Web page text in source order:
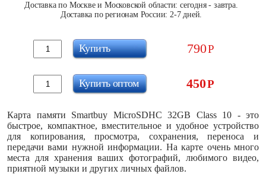
Доставка по Москве и Московской области: сегодня - завтра.
Доставка по регионам России: 2-7 дней.
790Р
Купить
450Р
Купить оптом
Карта памяти Smartbuy MicroSDHC 32GB Class 10 - это
быстрое, компактное, вместительное и удобное устройство
для копирования, просмотра, сохранения, переноса и
передачи вами нужной информации. На карте очень много
места для хранения ваших фотографий, любимого видео,
приятной музыки и других личных файлов.